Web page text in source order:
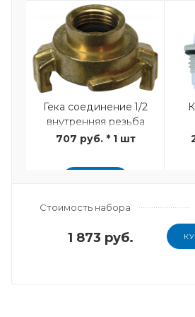
Гека соединение 1/2
внутренняя резьба
707 руб. * 1 шт
Стоимость набора
1 873 руб.